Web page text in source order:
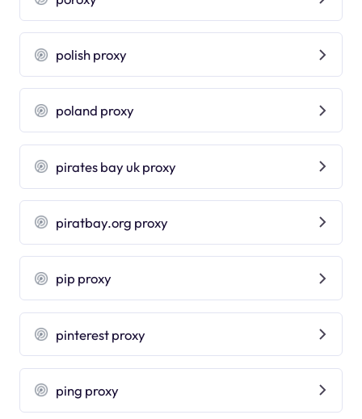
polish proxy
poland proxy
pirates bay uk proxy
piratbay.org proxy
pip proxy
pinterest proxy
ping proxy